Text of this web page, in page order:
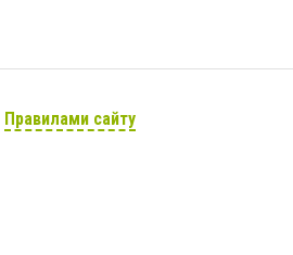
Правилами сайту